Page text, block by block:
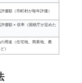
価額（市町村が毎年評価）
価額 × 倍率（国税庁が定めた
用途（住宅地、商業地、農
）